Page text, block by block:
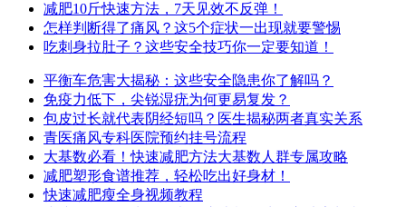
减肥10斤快速方法，7天见效不反弹！
怎样判断得了痛风？这5个症状一出现就要警惕
吃刺身拉肚子？这些安全技巧你一定要知道！
平衡车危害大揭秘：这些安全隐患你了解吗？
免疫力低下，尖锐湿疣为何更易复发？
包皮过长就代表阴经短吗？医生揭秘两者真实关系
青医痛风专科医院预约挂号流程
大基数必看！快速减肥方法大基数人群专属攻略
减肥塑形食谱推荐，轻松吃出好身材！
快速减肥瘦全身视频教程